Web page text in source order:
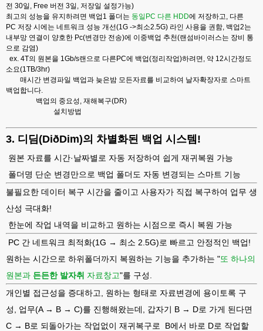
전 30일, Free 버전 3일, 저장일 설정가능)
최고의 성능을 유지하려면 백업1 폴더는 동일PC 다른 HDD에 저장하고, 다른
PC 저장 시에는 네트워크 성능 개선(1G ->최소2.5G) 라인 사용을 권함, 백업2는
내부망 연결이 양호한 Pc(변경만 전송)에 이중백업 추천(랜섬바이러스는 장비 통
으로 감염)
ex. 4T의 원본을 1Gb/s랜으로 다른PC에 백업(정리작업)하려면, 약 12시간정도
소요(1TB/3hr)
매시간 변경파일 백업과 늦은밤 모든자료를 비교하여 날자확장자로 스마트
백업합니다.
백업의 중요성, 재해복구(DR)
설치방법
3. 디딤(DiðDim)의 차별화된 백업 시스템!
원본 자료를 시간·날짜별로 자동 저장하여 쉽게 재귀복원 가능
폴더명 단순 변경만으로 백업 폴더도 자동 변경되는 스마트 기능
불필요한 데이터 복구 시간을 줄이고 사용자가 직접 복구하여 업무 생
산성 극대화!
한눈에 작업 내역을 비교하고 원하는 시점으로 즉시 복원 가능
PC 간 네트워크 최적화(1G → 최소 2.5G)로 빠르고 안정적인 백업!
원하는 시간으로 하위폴더까지 복원하는 기능을 추가하는 "또 하나의
원본과 든든한 발자취 자료창고"를 구성.
개인별 접근성을 증대하고, 원하는 형태로 자료변경에 용이토록 구
성, 업무(A → B → C)를 진행해왔는데, 갑자기 B → D로 가게 된다면
C → B로 되돌아가는 작업없이 재귀복구로 B에서 바로 D로 작업할